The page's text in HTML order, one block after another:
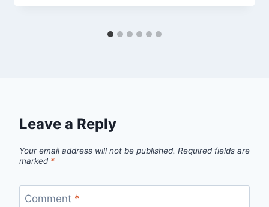
Leave a Reply
Your email address will not be published. Required fields are
marked *
Comment *